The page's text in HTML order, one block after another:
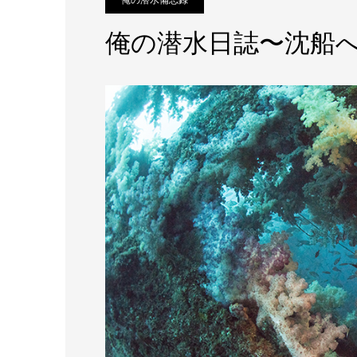
俺の潜水日誌〜沈船